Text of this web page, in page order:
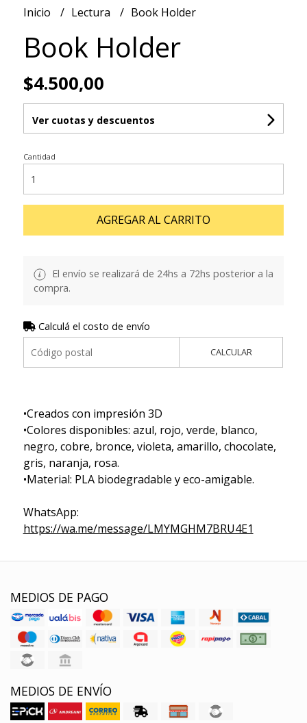
Inicio Lectura Book Holder
Book Holder
$4.500,00
Ver cuotas y descuentos
Cantidad
AGREGAR AL CARRITO
El envío se realizará de 24hs a 72hs posterior a la
compra.
Calculá el costo de envío
CALCULAR
•Creados con impresión 3D
•Colores disponibles: azul, rojo, verde, blanco,
negro, cobre, bronce, violeta, amarillo, chocolate,
gris, naranja, rosa.
•Material: PLA biodegradable y eco-amigable.
WhatsApp:
https://wa.me/message/LMYMGHM7BRU4E1
MEDIOS DE PAGO
MEDIOS DE ENVÍO